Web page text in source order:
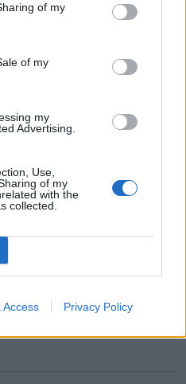
of my
of my
my
Advertising.
Use,
of my
with the
collected.
Access Privacy Policy
ember fiatalként nem így
ki az én
elhódítására. Hanem a
én győzelmem.